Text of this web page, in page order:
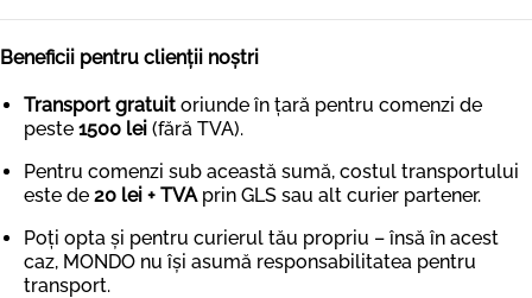
Beneficii pentru clienții noștri
Transport gratuit oriunde în țară pentru comenzi de
peste 1500 lei (fără TVA).
Pentru comenzi sub această sumă, costul transportului
este de 20 lei + TVAprin GLS sau alt curier partener.
Poți opta și pentru curierul tău propriu – însă în acest
caz, MONDO nu își asumă responsabilitatea pentru
transport.